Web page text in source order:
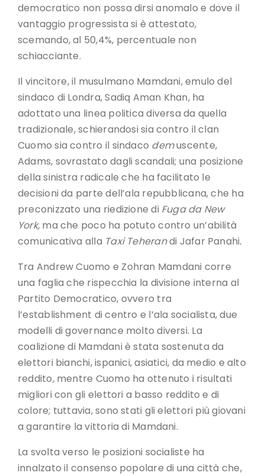
democratico non possa dirsi anomalo e dove il
vantaggio progressista si è attestato,
scemando, al 50,4%, percentuale non
schiacciante.
Il vincitore, il musulmano Mamdani, emulo del
sindaco di Londra, Sadiq Aman Khan, ha
adottato una linea politica diversa da quella
tradizionale, schierandosi sia contro il clan
Cuomo sia contro il sindaco demuscente,
Adams, sovrastato dagli scandali; una posizione
della sinistra radicale che ha facilitato le
decisioni da parte dell’ala repubblicana, che ha
preconizzato una riedizione di Fuga da New
York, ma che poco ha potuto contro un’abilità
comunicativa alla Taxi Teherandi Jafar Panahi.
Tra Andrew Cuomo e Zohran Mamdani corre
una faglia che rispecchia la divisione interna al
Partito Democratico, ovvero tra
l’establishment di centro e l’ala socialista, due
modelli di governance molto diversi. La
coalizione di Mamdani è stata sostenuta da
elettori bianchi, ispanici, asiatici, da medio e alto
reddito, mentre Cuomo ha ottenuto i risultati
migliori con gli elettori a basso reddito e di
colore; tuttavia, sono stati gli elettori più giovani
a garantire la vittoria di Mamdani.
La svolta verso le posizioni socialiste ha
innalzato il consenso popolare di una città che,